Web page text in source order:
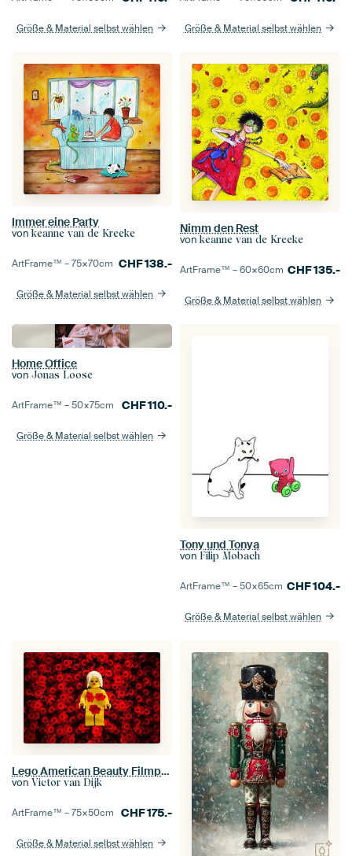
Größe & Material selbst wählen Größe & Material selbst wählen
Immer eine Party
von keanne van de Kreeke
ArtFrame™ –75×70cm CHF138.-
Größe & Material selbst wählen
Nimm den Rest
von keanne van de Kreeke
ArtFrame™ –60×60cm CHF135.-
Größe & Material selbst wählen
Home Office
von Jonas Loose
ArtFrame™ –50×75cm CHF110.-
Größe & Material selbst wählen
Tony und Tonya
von Filip Mobach
ArtFrame™ –50×65cm CHF104.-
Größe & Material selbst wählen
Lego American Beauty Filmplakat
von Victor van Dijk
ArtFrame™ –75×50cm CHF175.-
Größe & Material selbst wählen